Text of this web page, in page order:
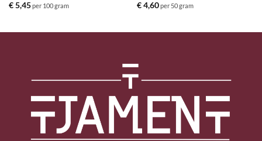
€5,45per 100 gram
€4,60per 50 gram